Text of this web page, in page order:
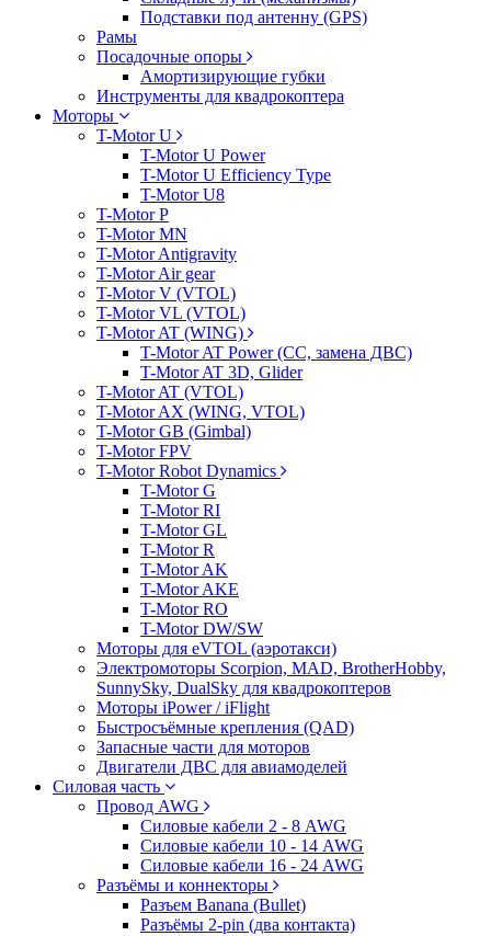
Подставки под антенну (GPS)
Рамы
Посадочные опоры
Амортизирующие губки
Инструменты для квадрокоптера
Моторы
T-Motor U
T-Motor U Power
T-Motor U Efficiency Type
T-Motor U8
T-Motor P
T-Motor MN
T-Motor Antigravity
T-Motor Air gear
T-Motor V (VTOL)
T-Motor VL (VTOL)
T-Motor AT (WING)
T-Motor AT Power (CC, замена ДВС)
T-Motor AT 3D, Glider
T-Motor AT (VTOL)
T-Motor AX (WING, VTOL)
T-Motor GB (Gimbal)
T-Motor FPV
T-Motor Robot Dynamics
T-Motor G
T-Motor RI
T-Motor GL
T-Motor R
T-Motor AK
T-Motor AKE
T-Motor RO
T-Motor DW/SW
Моторы для eVTOL (аэротакси)
Электромоторы Scorpion, MAD, BrotherHobby,
SunnySky, DualSky для квадрокоптеров
Моторы iPower / iFlight
Быстросъёмные крепления (QAD)
Запасные части для моторов
Двигатели ДВС для авиамоделей
Силовая часть
Провод AWG
Силовые кабели 2 - 8 AWG
Силовые кабели 10 - 14 AWG
Силовые кабели 16 - 24 AWG
Разъёмы и коннекторы
Разъем Banana (Bullet)
Разъёмы 2-pin (два контакта)